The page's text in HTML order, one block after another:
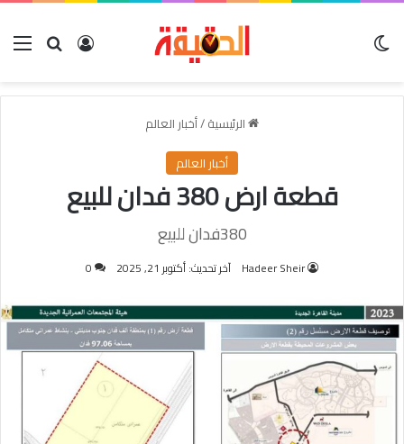
بحث عنتسجيل
الرئيسية/أخبار العالم
أخبار العالم
قطعة ارض 380 فدان للبيع
380فدان للبيع
Hadeer Sheir آخر تحديث: أكتوبر 21, 2025 0